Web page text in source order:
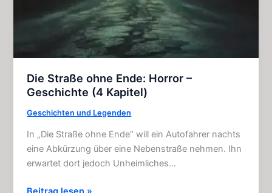
Die Straße ohne Ende: Horror –
Geschichte (4 Kapitel)
Geschichten und Legenden
In „Die Straße ohne Ende“ will ein Autofahrer nachts
eine Abkürzung über eine Nebenstraße nehmen. Ihn
erwartet dort jedoch Unheimliches…
Die